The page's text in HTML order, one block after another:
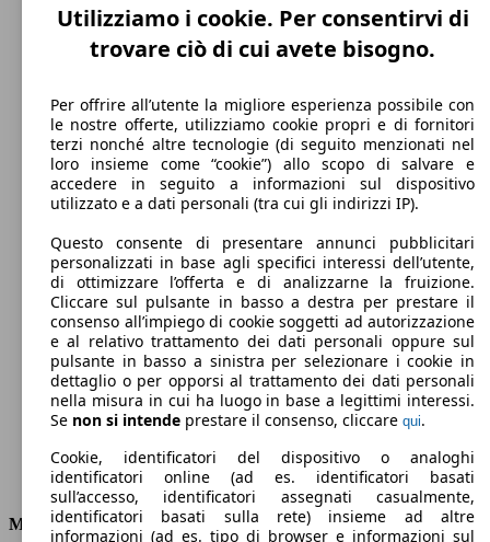
188 km/h
Velocità massima
Diesel
Carburante
175 g/km
Emissioni di CO2 (combinato)*
Consumi
Motore e Prestazioni
Utilizziamo i cookie. Per consentirvi di
trovare ciò di cui avete bisogno.
Per offrire all’utente la migliore esperienza possibile con
le nostre offerte, utilizziamo cookie propri e di fornitori
terzi nonché altre tecnologie (di seguito menzionati nel
loro insieme come “cookie”) allo scopo di salvare e
accedere in seguito a informazioni sul dispositivo
utilizzato e a dati personali (tra cui gli indirizzi IP).
Questo consente di presentare annunci pubblicitari
personalizzati in base agli specifici interessi dell’utente,
di ottimizzare l’offerta e di analizzarne la fruizione.
Cliccare sul pulsante in basso a destra per prestare il
consenso all’impiego di cookie soggetti ad autorizzazione
e al relativo trattamento dei dati personali oppure sul
pulsante in basso a sinistra per selezionare i cookie in
dettaglio o per opporsi al trattamento dei dati personali
nella misura in cui ha luogo in base a legittimi interessi.
Se non si intende prestare il consenso, cliccare qui.
Cookie, identificatori del dispositivo o analoghi
identificatori online (ad es. identificatori basati
sull’accesso, identificatori assegnati casualmente,
identificatori basati sulla rete) insieme ad altre
informazioni (ad es. tipo di browser e informazioni sul